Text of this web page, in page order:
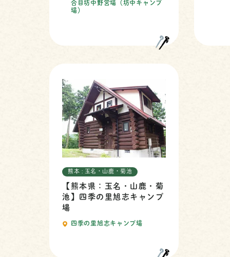
合目坊中野営場（坊中キャンプ
場）
熊本 : 玉名・山鹿・菊池
【熊本県：玉名・山鹿・菊
池】四季の里旭志キャンプ
場
四季の里旭志キャンプ場